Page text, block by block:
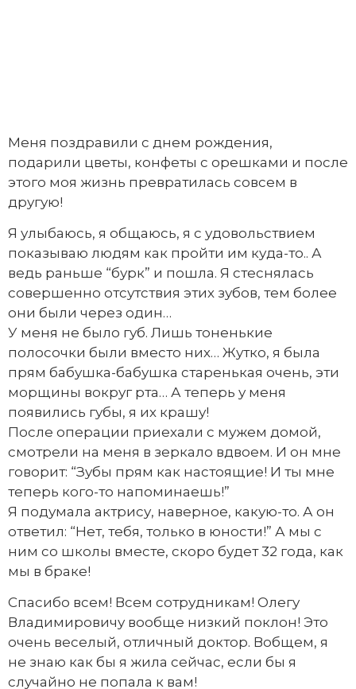
Меня поздравили с днем рождения,
подарили цветы, конфеты с орешками и после
этого моя жизнь превратилась совсем в
другую!
Я улыбаюсь, я общаюсь, я с удовольствием
показываю людям как пройти им куда-то.. А
ведь раньше “бурк” и пошла. Я стеснялась
совершенно отсутствия этих зубов, тем более
они были через один…
У меня не было губ. Лишь тоненькие
полосочки были вместо них… Жутко, я была
прям бабушка-бабушка старенькая очень, эти
морщины вокруг рта… А теперь у меня
появились губы, я их крашу!
После операции приехали с мужем домой,
смотрели на меня в зеркало вдвоем. И он мне
говорит: “Зубы прям как настоящие! И ты мне
теперь кого-то напоминаешь!”
Я подумала актрису, наверное, какую-то. А он
ответил: “Нет, тебя, только в юности!” А мы с
ним со школы вместе, скоро будет 32 года, как
мы в браке!
Спасибо всем! Всем сотрудникам! Олегу
Владимировичу вообще низкий поклон! Это
очень веселый, отличный доктор. Вобщем, я
не знаю как бы я жила сейчас, если бы я
случайно не попала к вам!